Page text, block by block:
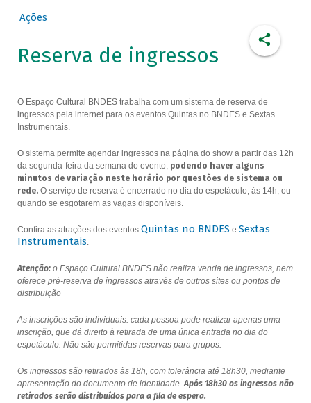
Ações
Reserva de ingressos
O Espaço Cultural BNDES trabalha com um sistema de reserva de
ingressos pela internet para os eventos Quintas no BNDES e Sextas
Instrumentais.
O sistema permite agendar ingressos na página do show a partir das 12h
da segunda-feira da semana do evento, podendo haver alguns
minutos de variação neste horário por questões de sistema ou
rede.O serviço de reserva é encerrado no dia do espetáculo, às 14h, ou
quando se esgotarem as vagas disponíveis.
Confira as atrações dos eventos Quintas no BNDES e Sextas
Instrumentais.
Atenção:o Espaço Cultural BNDES não realiza venda de ingressos, nem
oferece pré-reserva de ingressos através de outros sites ou pontos de
distribuição
As inscrições são individuais: cada pessoa pode realizar apenas uma
inscrição, que dá direito à retirada de uma única entrada no dia do
espetáculo. Não são permitidas reservas para grupos.
Os ingressos são retirados às 18h, com tolerância até 18h30, mediante
apresentação do documento de identidade.Após 18h30 os ingressos não
retirados serão distribuídos para a fila de espera.